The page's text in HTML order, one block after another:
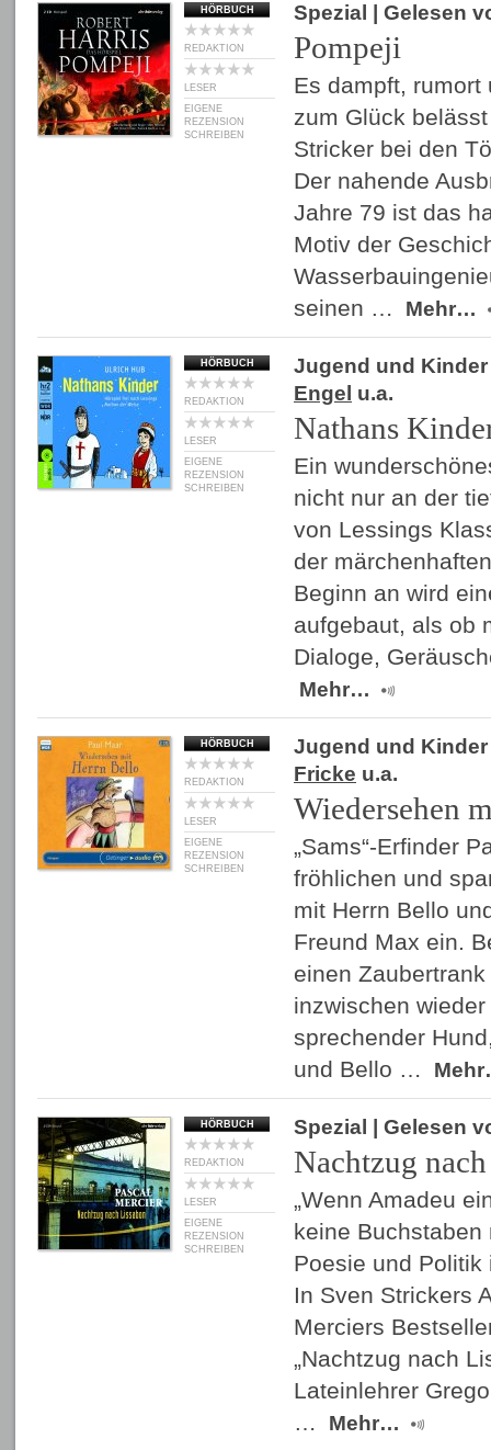
HÖRBUCH
REDAKTION
LESER
EIGENE
REZENSION
SCHREIBEN
Spezial | Gelesen
Pompeji
Es dampft, rumort
zum Glück
Stricker bei den
Der nahende
Jahre 79 ist das
Motiv der
seinen …
Mehr…
HÖRBUCH
REDAKTION
LESER
EIGENE
REZENSION
SCHREIBEN
Jugend und Kinder
Engel u.a.
Nathans
Ein
nicht nur an der
von Lessings
der
Beginn an wird
aufgebaut, als ob
Dialoge,
Mehr…
HÖRBUCH
REDAKTION
LESER
EIGENE
REZENSION
SCHREIBEN
Jugend und Kinder
Fricke u.a.
Wiedersehen
„Sams“-Erfinder
fröhlichen und
mit Herrn Bello
Freund Max ein.
einen
inzwischen
sprechender
und Bello …
HÖRBUCH
REDAKTION
LESER
EIGENE
REZENSION
SCHREIBEN
Spezial | Gelesen
Nachtzug
„Wenn Amadeu
keine Buchstaben
Poesie und
In Sven Strickers
Merciers
„Nachtzug nach
Lateinlehrer
…
Mehr…